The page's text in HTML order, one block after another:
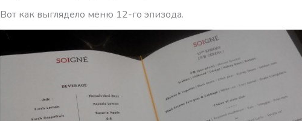
Вот как выглядело меню 12-го эпизода.